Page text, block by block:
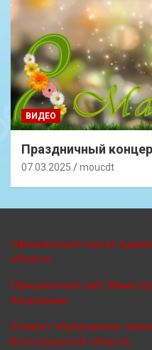
ВИДЕО
Праздничный
07.03.2025 moucdt
Официальный портал
области
Официальный сайт
Федерации
Комитет образования,
Волгоградской области